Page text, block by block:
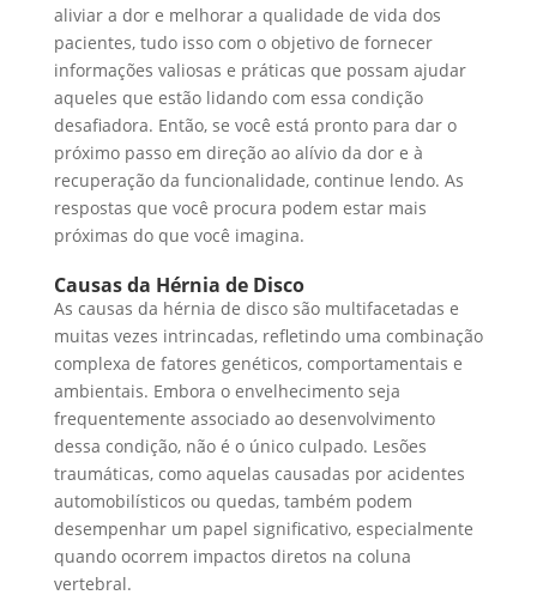
aliviar a dor e melhorar a qualidade de vida dos
pacientes, tudo isso com o objetivo de fornecer
informações valiosas e práticas que possam ajudar
aqueles que estão lidando com essa condição
desafiadora. Então, se você está pronto para dar o
próximo passo em direção ao alívio da dor e à
recuperação da funcionalidade, continue lendo. As
respostas que você procura podem estar mais
próximas do que você imagina.
Causas da Hérnia de Disco
As causas da hérnia de disco são multifacetadas e
muitas vezes intrincadas, refletindo uma combinação
complexa de fatores genéticos, comportamentais e
ambientais. Embora o envelhecimento seja
frequentemente associado ao desenvolvimento
dessa condição, não é o único culpado. Lesões
traumáticas, como aquelas causadas por acidentes
automobilísticos ou quedas, também podem
desempenhar um papel significativo, especialmente
quando ocorrem impactos diretos na coluna
vertebral.